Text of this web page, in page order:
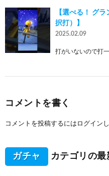
【選べる！ グ
択打）】
2025.02.09
打がいないので打
コメントを書く
コメントを投稿するには ログイン
ガチャ カテゴリの最